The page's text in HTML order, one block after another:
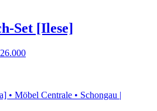
Set [Ilese]